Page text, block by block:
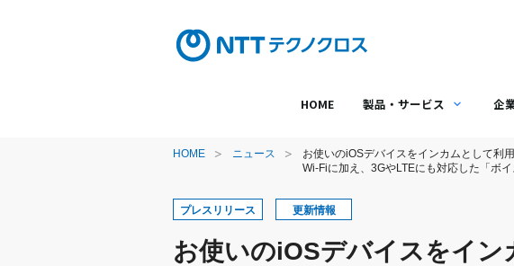
HOME 製品・サービス 企
HOME ニュース
お使いのiOSデバイスをインカムとして利
Wi-Fiに加え、3GやLTEにも対応した「ボ
プレスリリース 更新情報
お使いのiOSデバイスをイン